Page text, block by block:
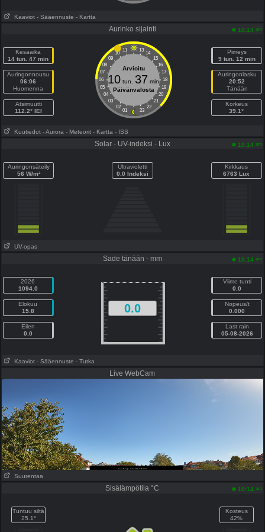
Kaaviot - Sääennuste - Kartta
Aurinko sijainti 10:14 am
Kesäaika
14 tun. 47 min
Auringonnousu
06:06
Huomenna
Atsimuutti
112.2° IEI
11 13
10
14
09
15
08
16
07
17
06
18
05
19
04
20
03
21
02
22
01 23
Arvioitu
10 tun. 37 min
Päivänvalosta
Pimeys
9 tun. 12 min
Auringonlasku
20:52
Tänään
Korkeus
39.1°
Kuutiedot - Aurora - Meteorit - Kartta - ISS
Solar - UV-indeksi - Lux 10:14 am
Auringonsäteily
56 W/m²
Ultravioletti
0.0 Indeksi
Kirkkaus
6763 Lux
UV-opas
Sade tänään - mm 10:14 am
2026
1094.0
Elokuu
15.8
Eilen
0.0
0.0
Viime tunti
0.0
Nopeus/t
0.000
Last rain
05-08-2026
Kaaviot - Sääennuste - Tutka
Live WebCam
Suurentaa
Sisälämpötila °C 10:14 am
Tuntuu siltä
25.1°
Kosteus
42%